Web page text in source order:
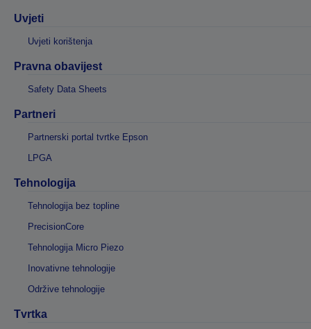
Uvjeti
Uvjeti korištenja
Pravna obavijest
Safety Data Sheets
Partneri
Partnerski portal tvrtke Epson
LPGA
Tehnologija
Tehnologija bez topline
PrecisionCore
Tehnologija Micro Piezo
Inovativne tehnologije
Održive tehnologije
Tvrtka